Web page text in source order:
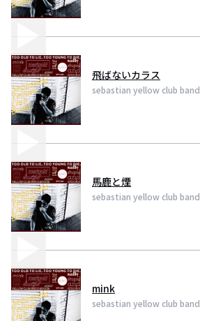
飛ばないカラス
sebastian yellow club band
馬鹿と煙
sebastian yellow club band
mink
sebastian yellow club band